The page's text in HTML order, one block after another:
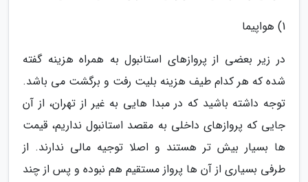
1) هواپیما
در زیر بعضی از پروازهای استانبول به همراه هزینه گفته
شده که هر کدام طیف هزینه بلیت رفت و برگشت می باشد.
توجه داشته باشید که در مبدا هایی به غیر از تهران، از آن
جایی که پروازهای داخلی به مقصد استانبول نداریم، قیمت
ها بسیار بیش تر هستند و اصلا توجیه مالی ندارند. از
طرفی بسیاری از آن ها پرواز مستقیم هم نبوده و پس از چند